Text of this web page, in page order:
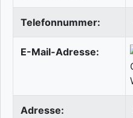
Telefonnummer:
E-Mail-Adresse:
Adresse: